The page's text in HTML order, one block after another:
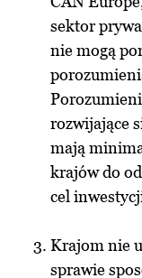
sektor
nie mogą
rozwijające
mają
krajów do
cel
Krajom nie
sprawie